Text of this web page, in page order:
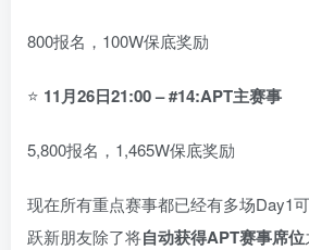
800报名，100W保底奖励
⭐ 11月26日21:00 – #14:APT主赛事
5,800报名，1,465W保底奖励
现在所有重点赛事都已经有多场Day1
跃新朋友除了将自动获得APT赛事席位